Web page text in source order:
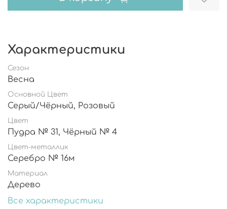
Характеристики
Сезон
Весна
Основной Цвет
Серый/Чёрный, Розовый
Цвет
Пудра № 31, Чёрный № 4
Цвет-металлик
Серебро № 16м
Материал
Дерево
Все характеристики